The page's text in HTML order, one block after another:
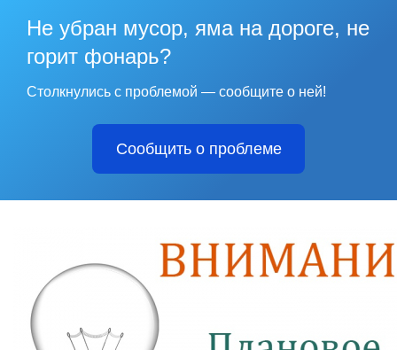
Не убран мусор, яма на дороге, не
горит фонарь?
Столкнулись с проблемой — сообщите о ней!
Сообщить о проблеме